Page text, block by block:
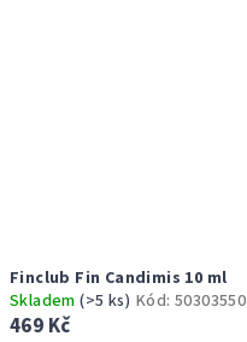
Finclub Fin Candimis 10 ml
Skladem(>5 ks) Kód:50303550
469 Kč